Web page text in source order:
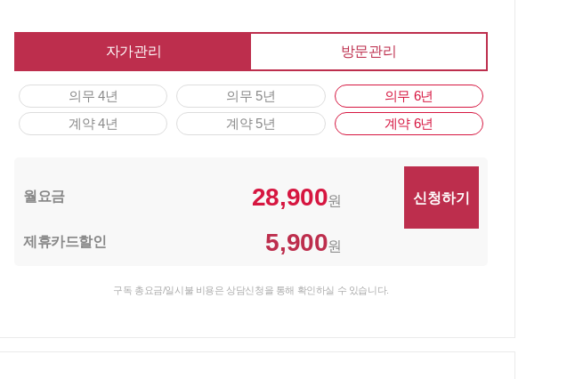
자가관리 방문관리
의무 4년
계약 4년
의무 5년
계약 5년
의무 6년
계약 6년
월요금 28,900원
제휴카드할인 5,900원
구독 총요금/일시불 비용은 상담신청을 통해 확인하실 수 있습니다.